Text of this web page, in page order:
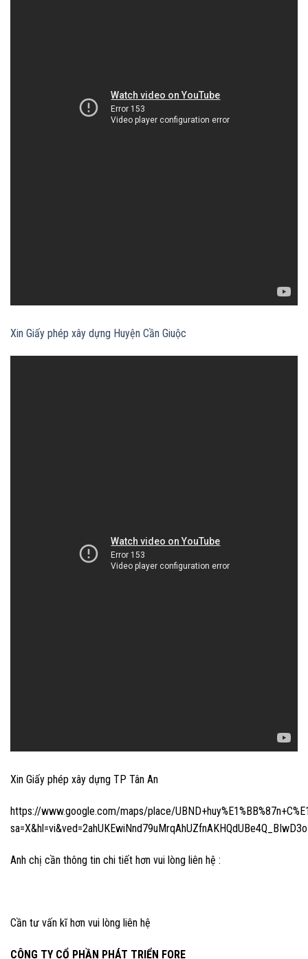
Xin Giấy phép xây dựng Huyện Cần Giuộc
Xin Giấy phép xây dựng TP Tân An
https://www.google.com/maps/place/
Anh chị cần thông tin chi tiết hơn vui lòng liên hệ :
Cần tư vấn kĩ hơn vui lòng liên hệ
CÔNG TY CỔ PHẦN PHÁT TRIỂN FORE